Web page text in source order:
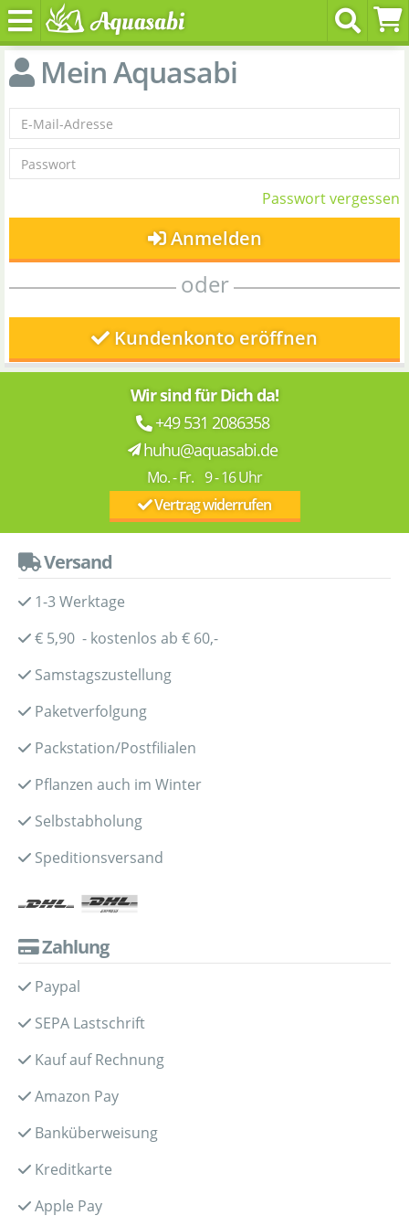
Mein Aquasabi
Passwort vergessen
Anmelden
oder
Kundenkonto eröffnen
Wir sind für Dich da!
+49 531 2086358
huhu@aquasabi.de
Mo. - Fr. 9 - 16 Uhr
Vertrag widerrufen
Versand
1-3 Werktage
€ 5,90 - kostenlos ab € 60,-
Samstagszustellung
Paketverfolgung
Packstation/Postfilialen
Pflanzen auch im Winter
Selbstabholung
Speditionsversand
Zahlung
Paypal
SEPA Lastschrift
Kauf auf Rechnung
Amazon Pay
Banküberweisung
Kreditkarte
Apple Pay